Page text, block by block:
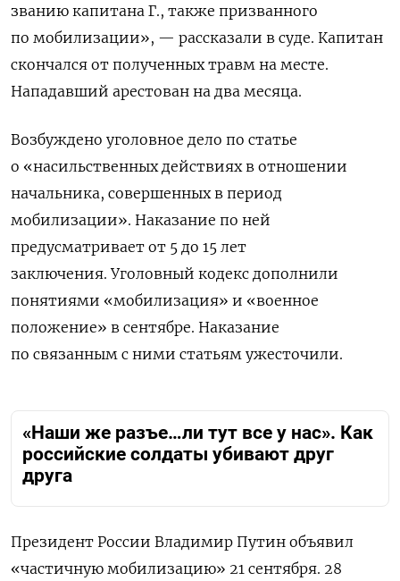
званию капитана Г., также призванного
по мобилизации», — рассказали в суде. Капитан
скончался от полученных травм на месте.
Нападавший арестован на два месяца.
Возбуждено уголовное дело по статье
о «насильственных действиях в отношении
начальника, совершенных в период
мобилизации». Наказание по ней
предусматривает от 5 до 15 лет
заключения. Уголовный кодекс дополнили
понятиями «мобилизация» и «военное
положение» в сентябре. Наказание
по связанным с ними статьям ужесточили.
«Наши же разъе…ли тут все у нас». Как
российские солдаты убивают друг
друга
Президент России Владимир Путин объявил
«частичную мобилизацию» 21 сентября. 28